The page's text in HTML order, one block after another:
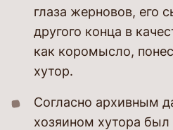
глаза жерновов, его
другого конца в
как коромысло,
хутор.
Согласно архивным
хозяином хутора